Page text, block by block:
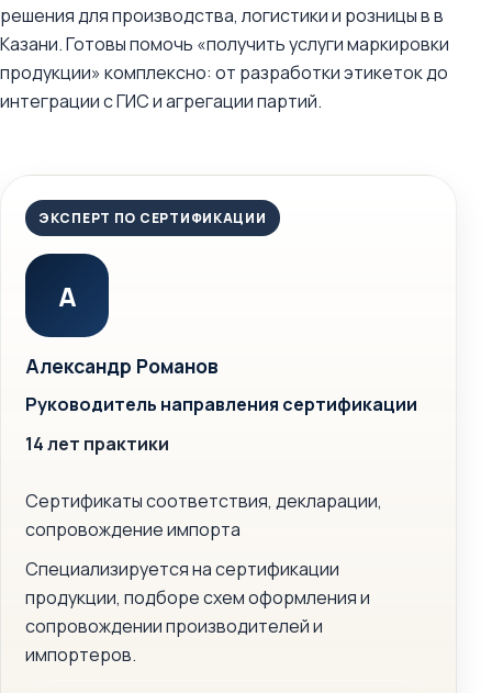
решения для производства, логистики и розницы в в
Казани. Готовы помочь «получить услуги маркировки
продукции» комплексно: от разработки этикеток до
интеграции с ГИС и агрегации партий.
ЭКСПЕРТ ПО СЕРТИФИКАЦИИ
А
Александр Романов
Руководитель направления сертификации
14 лет практики
Сертификаты соответствия, декларации,
сопровождение импорта
Специализируется на сертификации
продукции, подборе схем оформления и
сопровождении производителей и
импортеров.